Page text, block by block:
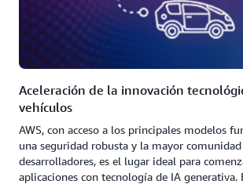
Aceleración de la innovación
vehículos
AWS, con acceso a los principales modelos
una seguridad robusta y la mayor
desarrolladores, es el lugar ideal para
aplicaciones con tecnología de IA generativa.